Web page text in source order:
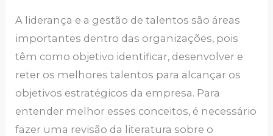
A liderança e a gestão de talentos são áreas
importantes dentro das organizações, pois
têm como objetivo identificar, desenvolver e
reter os melhores talentos para alcançar os
objetivos estratégicos da empresa. Para
entender melhor esses conceitos, é necessário
fazer uma revisão da literatura sobre o